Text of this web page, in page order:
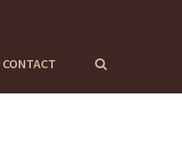
CONTACT